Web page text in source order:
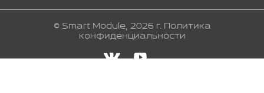
© Smart Module, 2026 г. Политика
конфиденциальности